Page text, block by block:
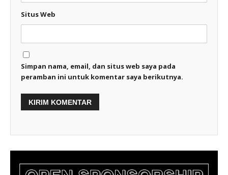
Situs Web
Simpan nama, email, dan situs web saya pada
peramban ini untuk komentar saya berikutnya.